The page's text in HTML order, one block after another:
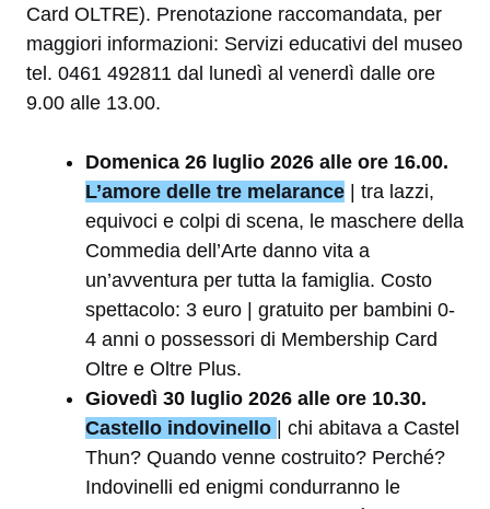
Card OLTRE). Prenotazione raccomandata, per
maggiori informazioni: Servizi educativi del museo
tel. 0461 492811 dal lunedì al venerdì dalle ore
9.00 alle 13.00.
Domenica 26 luglio 2026 alle ore 16.00.
L’amore delle tre melarance | tra lazzi,
equivoci e colpi di scena, le maschere della
Commedia dell’Arte danno vita a
un’avventura per tutta la famiglia. Costo
spettacolo: 3 euro | gratuito per bambini 0-
4 anni o possessori di Membership Card
Oltre e Oltre Plus.
Giovedì 30 luglio 2026 alle ore 10.30.
Castello indovinello | chi abitava a Castel
Thun? Quando venne costruito? Perché?
Indovinelli ed enigmi condurranno le